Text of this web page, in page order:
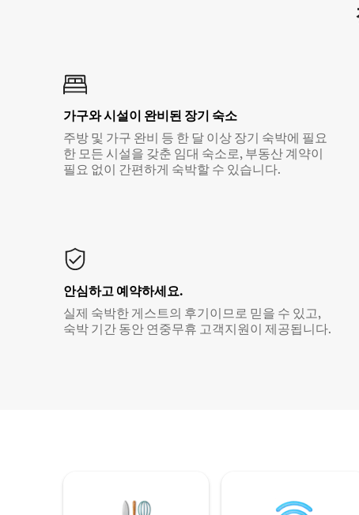
가구와 시설이 완비된 장기 숙소
주방 및 가구 완비 등 한 달 이상 장기 숙박에 필요
한 모든 시설을 갖춘 임대 숙소로, 부동산 계약이
필요 없이 간편하게 숙박할 수 있습니다.
안심하고 예약하세요.
실제 숙박한 게스트의 후기이므로 믿을 수 있고,
숙박 기간 동안 연중무휴 고객지원이 제공됩니다.